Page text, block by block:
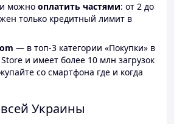
можно оплатить частями: от 2 до
только кредитный лимит в
— в топ-3 категории «Покупки» в
и имеет более 10 млн загрузок
со смартфона где и когда
Украины